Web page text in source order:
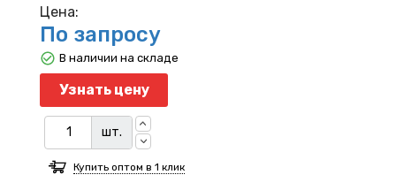
Цена:
По запросу
Узнать цену
шт.
В наличии на складе
Купить оптом в 1 клик